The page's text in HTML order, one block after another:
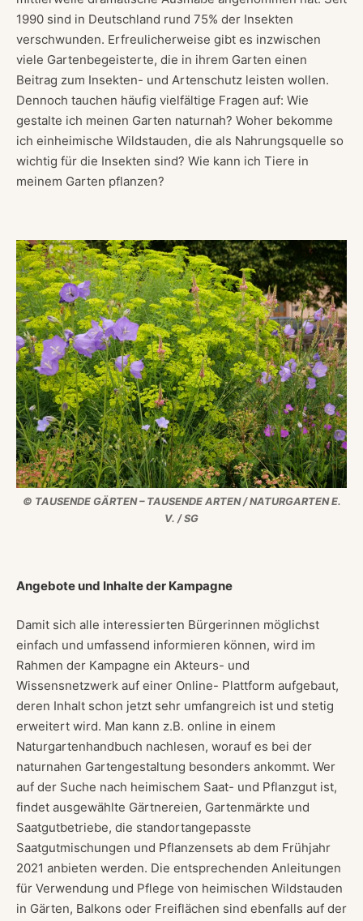
1990 sind in Deutschland rund 75% der Insekten
verschwunden. Erfreulicherweise gibt es inzwischen
viele Gartenbegeisterte, die in ihrem Garten einen
Beitrag zum Insekten- und Artenschutz leisten wollen.
Dennoch tauchen häufig vielfältige Fragen auf: Wie
gestalte ich meinen Garten naturnah? Woher bekomme
ich einheimische Wildstauden, die als Nahrungsquelle so
wichtig für die Insekten sind? Wie kann ich Tiere in
meinem Garten pflanzen?
© TAUSENDE GÄRTEN – TAUSENDE ARTEN / NATURGARTEN E.
V. / SG
Angebote und Inhalte der Kampagne
Damit sich alle interessierten Bürgerinnen möglichst
einfach und umfassend informieren können, wird im
Rahmen der Kampagne ein Akteurs- und
Wissensnetzwerk auf einer Online- Plattform aufgebaut,
deren Inhalt schon jetzt sehr umfangreich ist und stetig
erweitert wird. Man kann z.B. online in einem
Naturgartenhandbuch nachlesen, worauf es bei der
naturnahen Gartengestaltung besonders ankommt. Wer
auf der Suche nach heimischem Saat- und Pflanzgut ist,
findet ausgewählte Gärtnereien, Gartenmärkte und
Saatgutbetriebe, die standortangepasste
Saatgutmischungen und Pflanzensets ab dem Frühjahr
2021 anbieten werden. Die entsprechenden Anleitungen
für Verwendung und Pflege von heimischen Wildstauden
in Gärten, Balkons oder Freiflächen sind ebenfalls auf der